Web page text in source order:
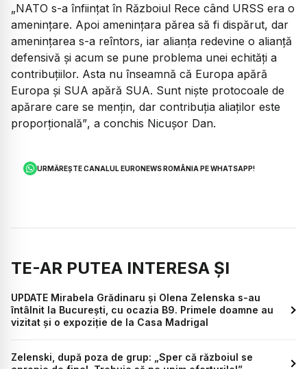
„NATO s-a înființat în Războiul Rece când URSS era o
amenințare. Apoi amenințara părea să fi dispărut, dar
amenințarea s-a reîntors, iar alianța redevine o alianță
defensivă și acum se pune problema unei echități a
contribuțiilor. Asta nu înseamnă că Europa apără
Europa și SUA apără SUA. Sunt niște protocoale de
apărare care se mențin, dar contribuția aliaților este
proporțională”, a conchis Nicușor Dan.
URMĂREȘTE CANALUL EURONEWS ROMÂNIA PE WHATSAPP!
TE-AR PUTEA INTERESA ȘI
UPDATE Mirabela Grădinaru și Olena Zelenska s-au
întâlnit la București, cu ocazia B9. Primele doamne au
vizitat și o expoziție de la Casa Madrigal
Zelenski, după poza de grup: „Sper că războiul se